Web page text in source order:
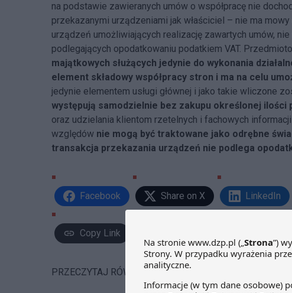
na podstawie zawieranych umów o współpracę nie
przekazanymi urządzeniami jak właściciel – nie ma
urządzeń umożliwiających realizację zawartych umów,
podlegających opodatkowaniu podatkiem VAT.
majątkowych służących jedynie do wykonania
element składowy współpracy stron i ma na celu
jedynie elementem usługi głównej i jako takie wliczone
występują samodzielnie bez zakupu określonej ilości
oraz udzielania klientom rzetelnych i fachowych
względów nie mogą być traktowane jako odrębne
transakcja przekazania urządzeń nie podlega
Facebook Share on X LinkedIn
Copy Link
PRZECZYTAJ RÓWNIEŻ: